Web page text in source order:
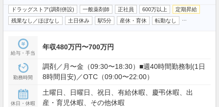
ドラッグストア(調剤併設) 一般薬剤師 正社員 600万以上
定期昇給
残業なし／ほぼなし
土日休み 駅5分 産休・育休 転勤なし
給与・手当
年収480万円〜700万円
勤務時間
調剤／月〜金（09:30〜18:30）■週40時間勤務制(1日
8時間目安)／OTC（09:00〜22:00）
休日・休暇
土曜日、日曜日、祝日、有給休暇、慶弔休暇、出
産・育児休暇、その他休暇